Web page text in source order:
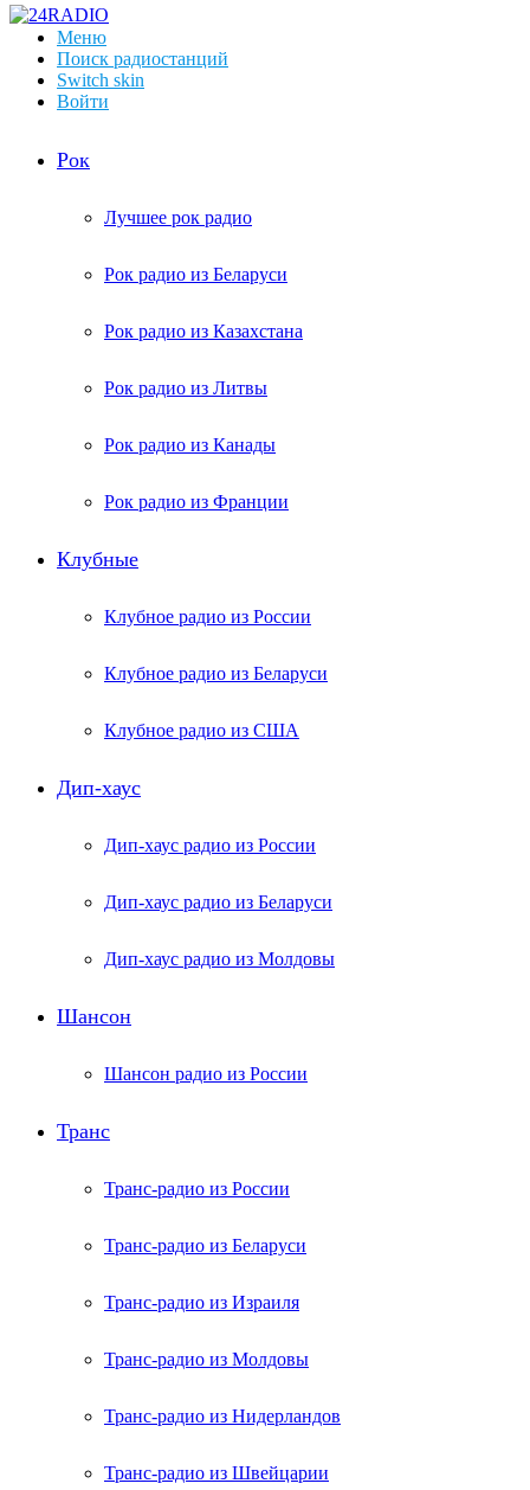
Меню
Поиск радиостанций
Switch skin
Войти
Рок
Лучшее рок радио
Рок радио из Беларуси
Рок радио из Казахстана
Рок радио из Литвы
Рок радио из Канады
Рок радио из Франции
Клубные
Клубное радио из России
Клубное радио из Беларуси
Клубное радио из США
Дип-хаус
Дип-хаус радио из России
Дип-хаус радио из Беларуси
Дип-хаус радио из Молдовы
Шансон
Шансон радио из России
Транс
Транс-радио из России
Транс-радио из Беларуси
Транс-радио из Израиля
Транс-радио из Молдовы
Транс-радио из Нидерландов
Транс-радио из Швейцарии